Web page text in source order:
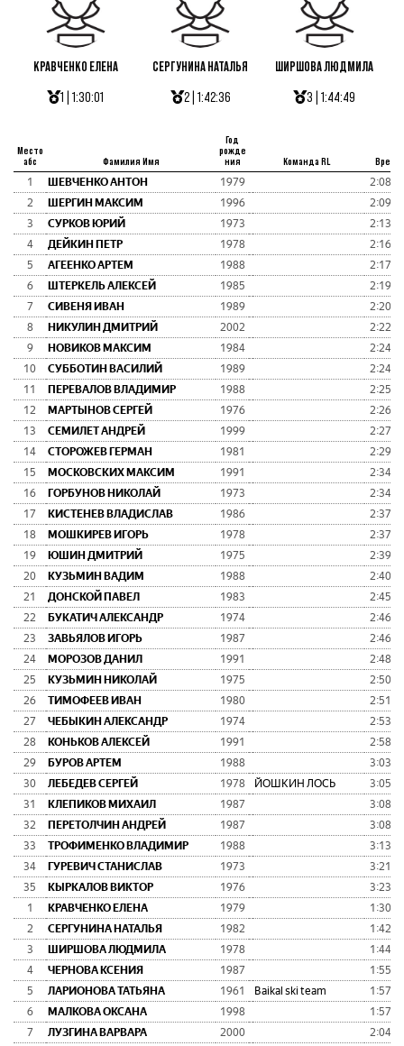
КРАВЧЕНКО ЕЛЕНА
1 | 1:30:01
СЕРГУНИНА НАТАЛЬЯ
2 | 1:42:36
ШИРШОВА ЛЮДМИЛА
3 | 1:44:49
Место
абс
Фамилия Имя
Год
рожде
ния
Команда RL Время
1 ШЕВЧЕНКО АНТОН 1979
2
ШЕРГИН МАКСИМ 1996
3
СУРКОВ ЮРИЙ 1973
4
ДЕЙКИН ПЕТР 1978
5
АГЕЕНКО АРТЕМ 1988
6
ШТЕРКЕЛЬ АЛЕКСЕЙ 1985
7
СИВЕНЯ ИВАН 1989
8
НИКУЛИН ДМИТРИЙ 2002
9
НОВИКОВ МАКСИМ 1984
10
СУББОТИН ВАСИЛИЙ 1989
11
ПЕРЕВАЛОВ ВЛАДИМИР 1988
12
МАРТЫНОВ СЕРГЕЙ 1976
13
СЕМИЛЕТ АНДРЕЙ 1999
14
СТОРОЖЕВ ГЕРМАН 1981
15
МОСКОВСКИХ МАКСИМ 1991
16
ГОРБУНОВ НИКОЛАЙ 1973
17
КИСТЕНЕВ ВЛАДИСЛАВ 1986
18
МОШКИРЕВ ИГОРЬ 1978
19
ЮШИН ДМИТРИЙ 1975
20
КУЗЬМИН ВАДИМ 1988
21
ДОНСКОЙ ПАВЕЛ 1983
22
БУКАТИЧ АЛЕКСАНДР 1974
23
ЗАВЬЯЛОВ ИГОРЬ 1987
24
МОРОЗОВ ДАНИЛ 1991
25
КУЗЬМИН НИКОЛАЙ 1975
26
ТИМОФЕЕВ ИВАН 1980
27
ЧЕБЫКИН АЛЕКСАНДР 1974
28
КОНЬКОВ АЛЕКСЕЙ 1991
29
БУРОВ АРТЕМ 1988
30
ЛЕБЕДЕВ СЕРГЕЙ 1978 ЙОШКИН ЛОСЬ
31
КЛЕПИКОВ МИХАИЛ 1987
32
ПЕРЕТОЛЧИН АНДРЕЙ 1987
33
ТРОФИМЕНКО ВЛАДИМИР 1988
34
ГУРЕВИЧ СТАНИСЛАВ 1973
35
КЫРКАЛОВ ВИКТОР 1976
1
КРАВЧЕНКО ЕЛЕНА 1979
2
СЕРГУНИНА НАТАЛЬЯ 1982
3
ШИРШОВА ЛЮДМИЛА 1978
4
ЧЕРНОВА КСЕНИЯ 1987
5
ЛАРИОНОВА ТАТЬЯНА 1961 Baikal ski team
6
МАЛКОВА ОКСАНА 1998
7
ЛУЗГИНА ВАРВАРА 2000